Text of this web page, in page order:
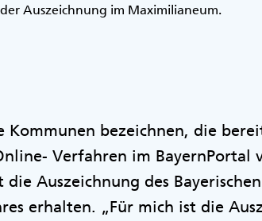
Auszeichnung im Maximilianeum.
Kommunen bezeichnen, die
Verfahren im BayernPortal
Auszeichnung des Bayerischen
erhalten. „Für mich ist die